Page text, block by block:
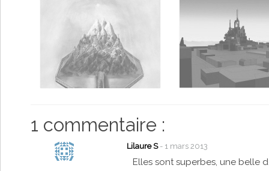
1 commentaire :
Lilaure S - 1 mars 2013
Elles sont superbes, une belle